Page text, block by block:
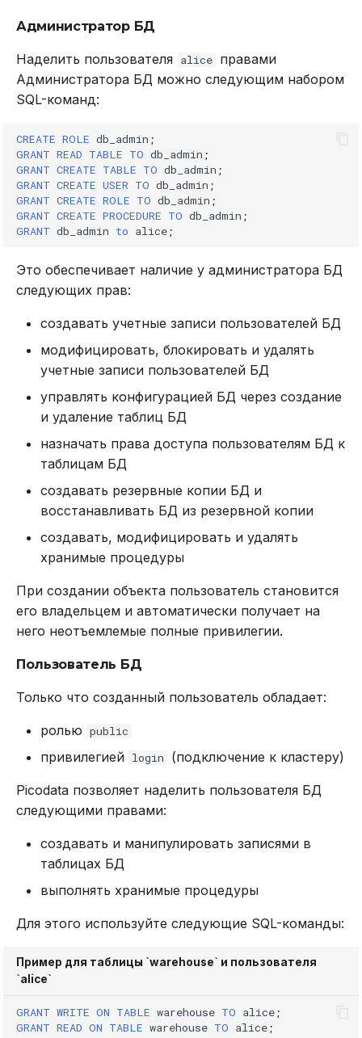
Администратор БД
Наделить пользователя alice правами
Администратора БД можно следующим набором
SQL-команд:
CREATE ROLE db_admin ;
GRANT READ TABLE TO db_admin ;
GRANT CREATE TABLE TO db_admin ;
GRANT CREATE USER TO db_admin ;
GRANT CREATE ROLE TO db_admin ;
GRANT CREATE PROCEDURE TO db_admin ;
GRANT db_admin to alice;
Это обеспечивает наличие у администратора БД
следующих прав:
создавать учетные записи пользователей БД
модифицировать, блокировать и удалять
учетные записи пользователей БД
управлять конфигурацией БД через создание
и удаление таблиц БД
назначать права доступа пользователям БД к
таблицам БД
создавать резервные копии БД и
восстанавливать БД из резервной копии
создавать, модифицировать и удалять
хранимые процедуры
При создании объекта пользователь становится
его владельцем и автоматически получает на
него неотъемлемые полные привилегии.
Пользователь БД
Только что созданный пользователь обладает:
ролью public
привилегией login (подключение к кластеру)
Picodata позволяет наделить пользователя БД
следующими правами:
создавать и манипулировать записями в
таблицах БД
выполнять хранимые процедуры
Для этого используйте следующие SQL-команды:
Пример для таблицы `warehouse` и пользователя
`alice`
GRANT WRITE ON TABLE warehouse TO alice;
GRANT READ ON TABLE warehouse TO alice;